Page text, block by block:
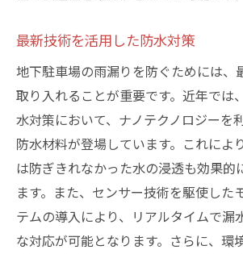
最新技術を活用した防水対策
地下駐車場の雨漏りを防ぐためには、
取り入れることが重要です。近年では
水対策において、ナノテクノロジーを
防水材料が登場しています。これによ
は防ぎきれなかった水の浸透も効果的
ます。また、センサー技術を駆使した
テムの導入により、リアルタイムで漏
な対応が可能となります。さらに、環